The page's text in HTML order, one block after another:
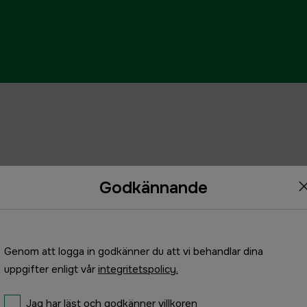
Godkännande
Genom att logga in godkänner du att vi behandlar dina
uppgifter enligt vår integritetspolicy.
Jag har läst och godkänner villkoren